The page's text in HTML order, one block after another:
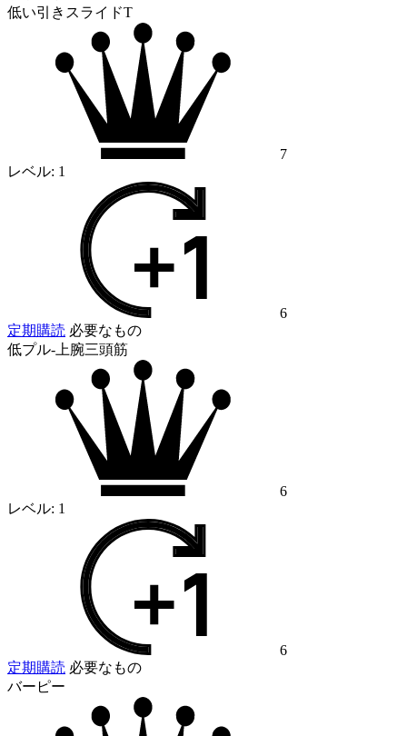
低い引きスライドT
7
レベル: 1
6
定期購読 必要なもの
低プル-上腕三頭筋
6
レベル: 1
6
定期購読 必要なもの
バーピー